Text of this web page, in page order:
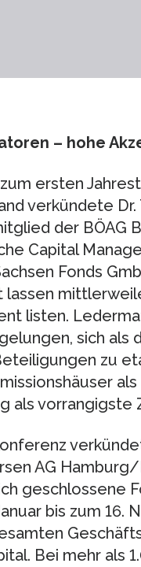
– hohe
ersten
verkündete
der BÖAG
Capital
Fonds
listen.
sich als
zu
als vorrangigste
AG Hamburg/
geschlossene
bis zum 16.
Bei mehr als